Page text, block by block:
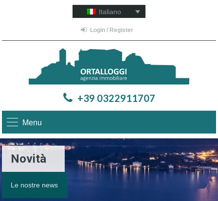
Italiano
Login / Register
+39 0322911707
Menu
Novità
Le nostre news